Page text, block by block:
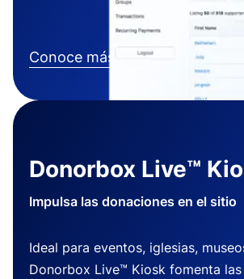
Conoce más
Donorbox Live™
Impulsa las donaciones en el sitio
Ideal para eventos, iglesias,
Donorbox Live™ Kiosk fomenta